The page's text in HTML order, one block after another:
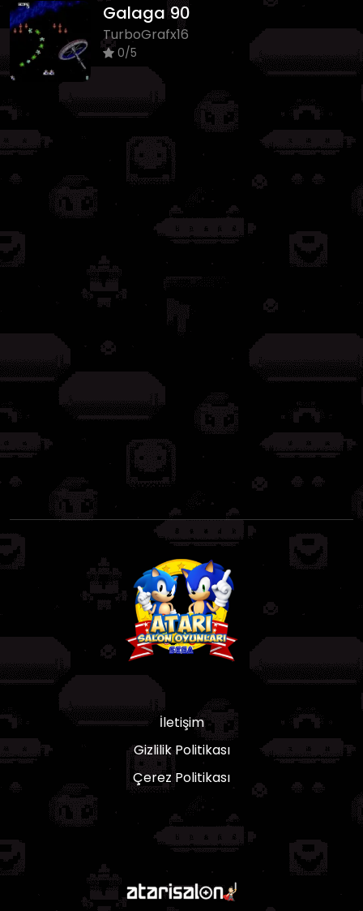
Galaga 90
TurboGrafx16
0/5
İletişim
Gizlilik Politikası
Çerez Politikası